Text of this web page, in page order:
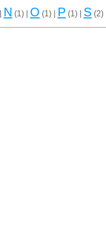
N (1) | O (1) | P (1) | S (2) |